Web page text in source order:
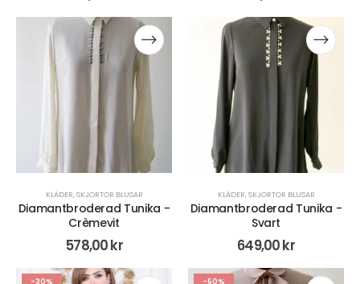
KLÄDER,SKJORTOR BLUSAR
Diamantbroderad Tunika -
Crèmevit
578,00kr
KLÄDER,SKJORTOR BLUSAR
Diamantbroderad Tunika -
Svart
649,00kr
-30% -50%